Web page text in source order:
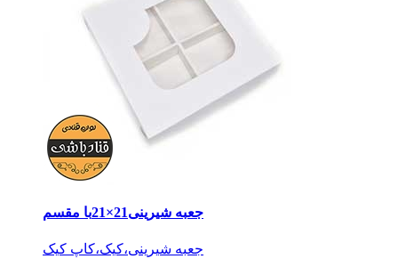
جعبه شیرینی21×21با مقسم
جعبه شیرینی،کیک،کاپ کیک